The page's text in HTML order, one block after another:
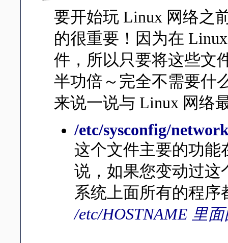
要开始玩 Linux 网络之
的很重要！因为在
件，所以只要将这些文
半功倍～完全不需要什
来说一说与 Linux 网络
/etc/sysconfig/
这个文件主要的功能
说，如果您变动过这
系统上面所有的程
/etc/HOSTNAME 里